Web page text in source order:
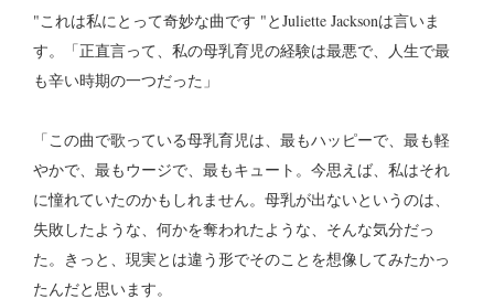
"これは私にとって奇妙な曲です "とJuliette Jacksonは言いま
す。「正直言って、私の母乳育児の経験は最悪で、人生で最
も辛い時期の一つだった」
「この曲で歌っている母乳育児は、最もハッピーで、最も軽
やかで、最もウージで、最もキュート。今思えば、私はそれ
に憧れていたのかもしれません。母乳が出ないというのは、
失敗したような、何かを奪われたような、そんな気分だっ
た。きっと、現実とは違う形でそのことを想像してみたかっ
たんだと思います。